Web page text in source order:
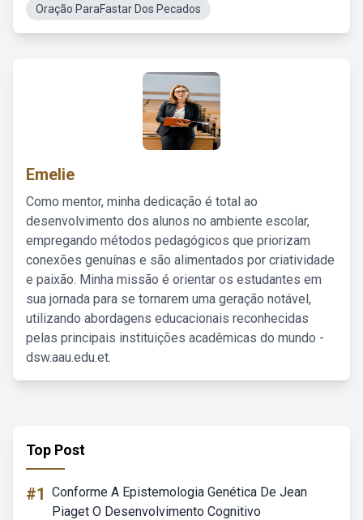
Oração ParaFastar Dos Pecados
Emelie
Como mentor, minha dedicação é total ao
desenvolvimento dos alunos no ambiente escolar,
empregando métodos pedagógicos que priorizam
conexões genuínas e são alimentados por criatividade
e paixão. Minha missão é orientar os estudantes em
sua jornada para se tornarem uma geração notável,
utilizando abordagens educacionais reconhecidas
pelas principais instituições acadêmicas do mundo -
dsw.aau.edu.et.
Top Post
#1 Conforme A Epistemologia Genética De Jean
Piaget O Desenvolvimento Cognitivo